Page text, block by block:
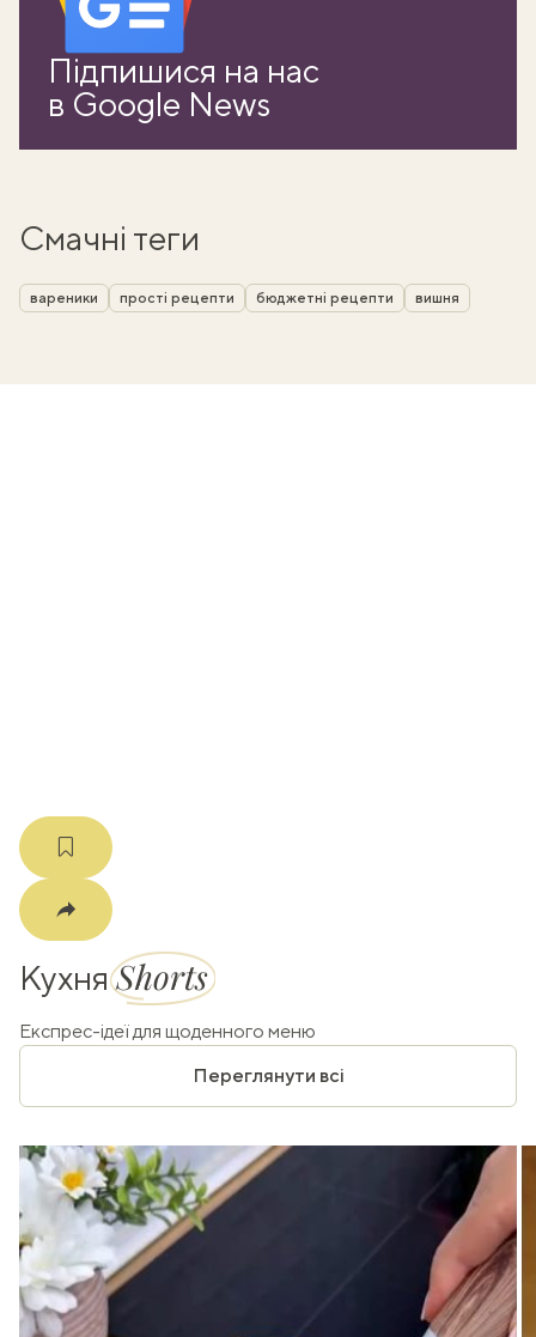
Підпишися на нас
в Google News
Смачні теги
вареники прості рецепти бюджетні рецепти вишня
КухняShorts
Експрес-ідеї для щоденного меню
Переглянути всі